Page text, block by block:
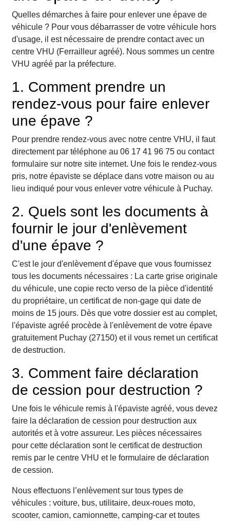
Quelles démarches à faire pour enlever une épave de
véhicule ? Pour vous débarrasser de votre véhicule hors
d'usage, il est nécessaire de prendre contact avec un
centre VHU (Ferrailleur agréé). Nous sommes un centre
VHU agréé par la préfecture.
1. Comment prendre un
rendez-vous pour faire enlever
une épave ?
Pour prendre rendez-vous avec notre centre VHU, il faut
directement par téléphone au 06 17 41 96 75 ou contact
formulaire sur notre site internet. Une fois le rendez-vous
pris, notre épaviste se déplace dans votre maison ou au
lieu indiqué pour vous enlever votre véhicule à Puchay.
2. Quels sont les documents à
fournir le jour d'enlèvement
d'une épave ?
C'est le jour d'enlèvement d'épave que vous fournissez
tous les documents nécessaires : La carte grise originale
du véhicule, une copie recto verso de la pièce d'identité
du propriétaire, un certificat de non-gage qui date de
moins de 15 jours. Dès que votre dossier est au complet,
l'épaviste agréé procède à l'enlèvement de votre épave
gratuitement Puchay (27150) et il vous remet un certificat
de destruction.
3. Comment faire déclaration
de cession pour destruction ?
Une fois le véhicule remis à l'épaviste agréé, vous devez
faire la déclaration de cession pour destruction aux
autorités et à votre assureur. Les pièces nécessaires
pour cette déclaration sont le certificat de destruction
remis par le centre VHU et le formulaire de déclaration
de cession.
Nous effectuons l’enlèvement sur tous types de
véhicules : voiture, bus, utilitaire, deux-roues moto,
scooter, camion, camionnette, camping-car et toutes